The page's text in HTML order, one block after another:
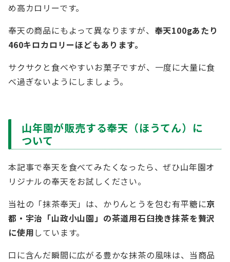
め高カロリーです。
奉天の商品にもよって異なりますが、 奉天100gあたり
460キロカロリーほどもあります。
サクサクと食べやすいお菓子ですが、一度に大量に食
べ過ぎないようにしましょう。
山年園が販売する奉天（ほうてん）に
ついて
本記事で奉天を食べてみたくなったら、ぜひ山年園オ
リジナルの奉天をお試しください。
当社の「抹茶奉天」は、かりんとうを包む有平糖に京
都・宇治「山政小山園」の茶道用石臼挽き抹茶を贅沢
に使用しています。
口に含んだ瞬間に広がる豊かな抹茶の風味は、当商品